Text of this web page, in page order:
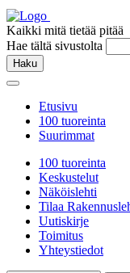
Kaikki mitä tietää pitää
Hae tältä sivustolta
Haku
Etusivu
100 tuoreinta
Suurimmat
100 tuoreinta
Keskustelut
Näköislehti
Tilaa
Uutiskirje
Toimitus
Yhteystiedot